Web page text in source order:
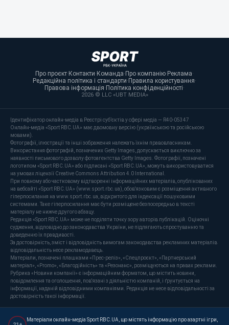
Про проєкт·Контакти·Команда·Про компанію·Реклама·
Редакційна політика і стандарти·Правила користування·
Правова інформація·Політика конфіденційності·
2026 © LLC «UBT MEDIA»
Ідентифікатор онлайн-медіа в Реєстрі суб’єктів у сфері медіа — R40-05347
Онлайн-медіа «Sport RBC.UA» має двомовну версію (українською та російською
мовами).
Фотографії, ілюстрації та інші зображення належать їхнім правовласникам.
Використання фотографій, позначених Getty Images, допускається виключно за
наявності письмового дозволу фотоагентства Getty Images. Фотографії, позначені
логотипом «Sport RBC.UA» або підписані «Sport RBC.UA», можуть використовуватися
на умовах ліцензії Creative Commons Attribution 4.0 International.
При повному або частковому відтворенні інформаційних матеріалів, опублікованих
на вебсайті «Sport RBC.UA» (www.sport.rbc.ua), обов'язковим є розміщення активного
гіперпосилання на www.sport.rbc.ua, відкритого для індексації пошуковими
системами. Таке гіперпосилання має бути розміщене безпосередньо в тексті
матеріалу не нижче другого абзацу.
Редакція «Sport RBC.UA» може не поділяти точку зору авторів публікацій. Оціночні
судження, відповідно до законодавства України, не підлягають спростуванню та
доведенню їх правдивості.
За достовірність, зміст і відповідність вимогам законодавства рекламних матеріалів
відповідальність несе рекламодавець.
Матеріали, позначені плашками «Прес-реліз», «Спецпроєкт», «Партнерський
матеріал», «Promo», «Благодійність» та «Резонанс», розміщуються на правах реклами.
Рубрика «Новини компанії» є інформаційним форматом, що містить новини,
повідомлення та оголошення, пов'язані з діяльністю компаній, і ґрунтується на
інформації, наданій відповідними компаніями. Редакція не несе відповідальності за
достовірність такої інформації.
Матеріали онлайн-медіа Sport RBC.UA, що містять інформацію про азартні ігри,